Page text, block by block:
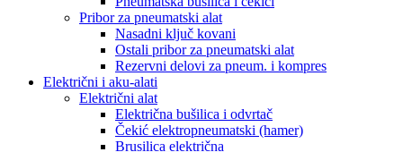
Pribor za pneumatski alat
Nasadni ključ kovani
Ostali pribor za pneumatski alat
Rezervni delovi za pneum. i kompres
Električni i aku-alati
Električni alat
Električna bušilica i odvrtač
Čekić elektropneumatski (hamer)
Brusilica električna